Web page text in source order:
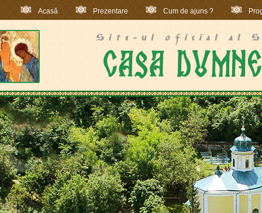
Acasă Prezentare Cum de ajuns ?